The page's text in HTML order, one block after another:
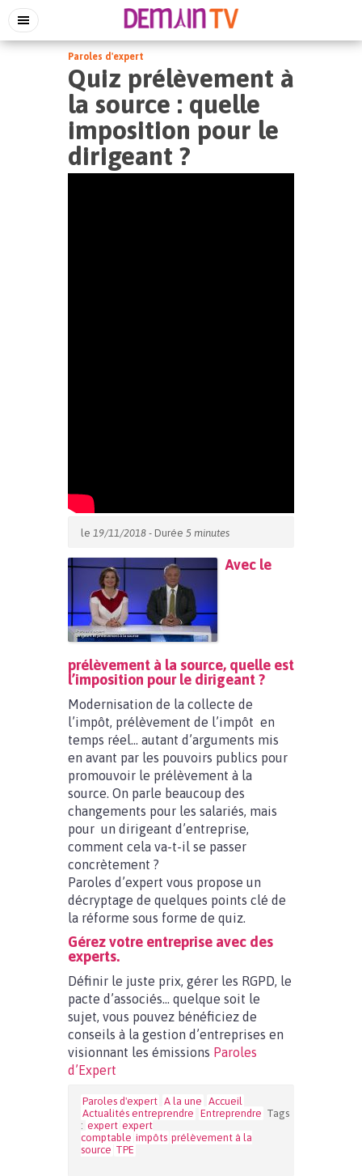
Paroles d'expert
Quiz prélèvement à
la source : quelle
imposition pour le
dirigeant ?
le 19/11/2018 - Durée 5 minutes
Avec le
prélèvement à la source, quelle est
l’imposition pour le dirigeant ?
Modernisation de la collecte de
l’impôt, prélèvement de l’impôt en
temps réel… autant d’arguments mis
en avant par les pouvoirs publics pour
promouvoir le prélèvement à la
source. On parle beaucoup des
changements pour les salariés, mais
pour un dirigeant d’entreprise,
comment cela va-t-il se passer
concrètement ?
Paroles d’expert vous propose un
décryptage de quelques points clé de
la réforme sous forme de quiz.
Gérez votre entreprise avec des
experts.
Définir le juste prix, gérer les RGPD, le
pacte d’associés… quelque soit le
sujet, vous pouvez bénéficiez de
conseils à la gestion d’entreprises en
visionnant les émissions Paroles
d’Expert
Paroles d'expert A la une Accueil
Actualités entreprendre Entreprendre Tags
: expert expert
comptable impôts prélèvement à la
source TPE